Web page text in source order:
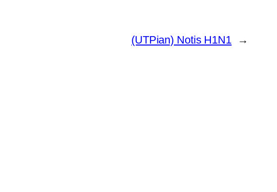
(UTPian) Notis H1N1 →